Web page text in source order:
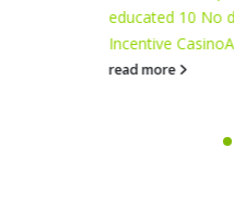
educated 10 No deposit
Incentive CasinoAs...